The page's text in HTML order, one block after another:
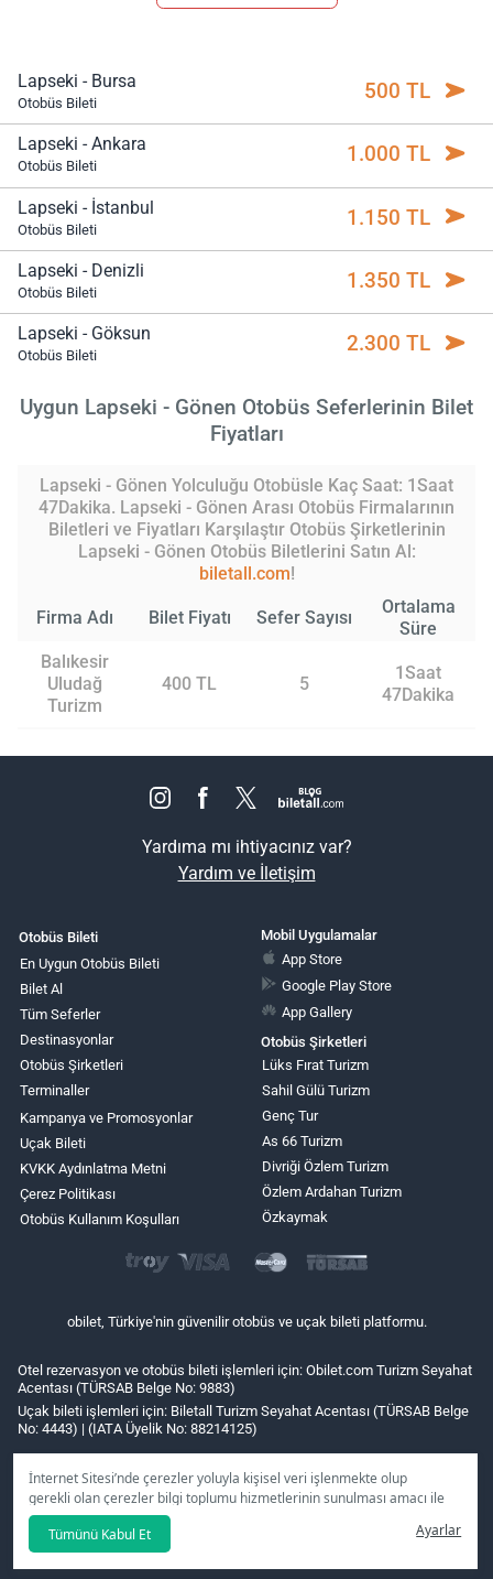
İnternet Sitesi’nde çerezler yoluyla kişisel veri işlenmekte olup
gerekli olan çerezler bilgi toplumu hizmetlerinin sunulması amacı ile
kullanılmaktadır. Tercihleriniz doğrultusunda size özel
kişiselleştirilmiş çerezleri ve özel kampanyaları
seçeneğine
tıklamanız halinde kullanımınıza sunamayacağız.
Tümünü Kabul Et Ayarlar
Lapseki - Bursa
Otobüs Bileti 500 TL
Lapseki - Ankara
Otobüs Bileti 1.000 TL
Lapseki - İstanbul
Otobüs Bileti 1.150 TL
Lapseki - Denizli
Otobüs Bileti 1.350 TL
Lapseki - Göksun
Otobüs Bileti 2.300 TL
Uygun Lapseki - Gönen Otobüs Seferlerinin Bilet
Fiyatları
Lapseki - Gönen Yolculuğu Otobüsle Kaç Saat: 1Saat
47Dakika. Lapseki - Gönen Arası Otobüs Firmalarının
Biletleri ve Fiyatları Karşılaştır Otobüs Şirketlerinin
Lapseki - Gönen Otobüs Biletlerini Satın Al:
biletall.com!
Firma Adı Bilet Fiyatı Sefer Sayısı
Ortalama
Süre
Balıkesir
Uludağ
Turizm
400 TL 5
1Saat
47Dakika
Yardıma mı ihtiyacınız var?
Yardım ve İletişim
Otobüs Bileti
En Uygun Otobüs Bileti
Bilet Al
Tüm Seferler
Destinasyonlar
Otobüs Şirketleri
Terminaller
Kampanya ve Promosyonlar
Uçak Bileti
KVKK Aydınlatma Metni
Çerez Politikası
Otobüs Kullanım Koşulları
Mobil Uygulamalar
App Store
Google Play Store
App Gallery
Otobüs Şirketleri
Lüks Fırat Turizm
Sahil Gülü Turizm
Genç Tur
As 66 Turizm
Divriği Özlem Turizm
Özlem Ardahan Turizm
Özkaymak
obilet, Türkiye'nin güvenilir otobüs ve uçak bileti platformu.
Otel rezervasyon ve otobüs bileti işlemleri için: Obilet.com Turizm Seyahat
Acentası (TÜRSAB Belge No: 9883)
Uçak bileti işlemleri için: Biletall Turizm Seyahat Acentası (TÜRSAB Belge
No: 4443) | (IATA Üyelik No: 88214125)